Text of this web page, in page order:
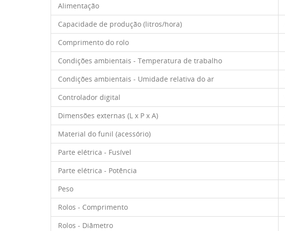
Alimentação
Capacidade de produção (litros/hora)
Comprimento do rolo
Condições ambientais - Temperatura de trabalho
Condições ambientais - Umidade relativa do ar
Controlador digital
Dimensões externas (L x P x A)
Material do funil (acessório)
Parte elétrica - Fusível
Parte elétrica - Potência
Peso
Rolos - Comprimento
Rolos - Diâmetro